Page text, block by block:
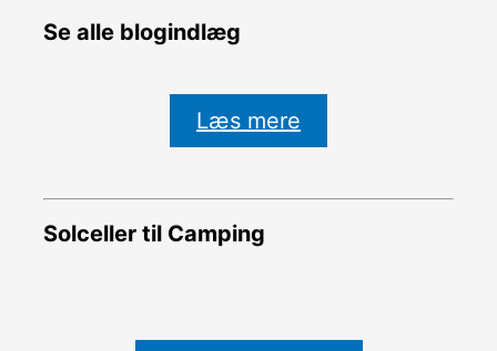
Se alle blogindlæg
Læs mere
Solceller til Camping